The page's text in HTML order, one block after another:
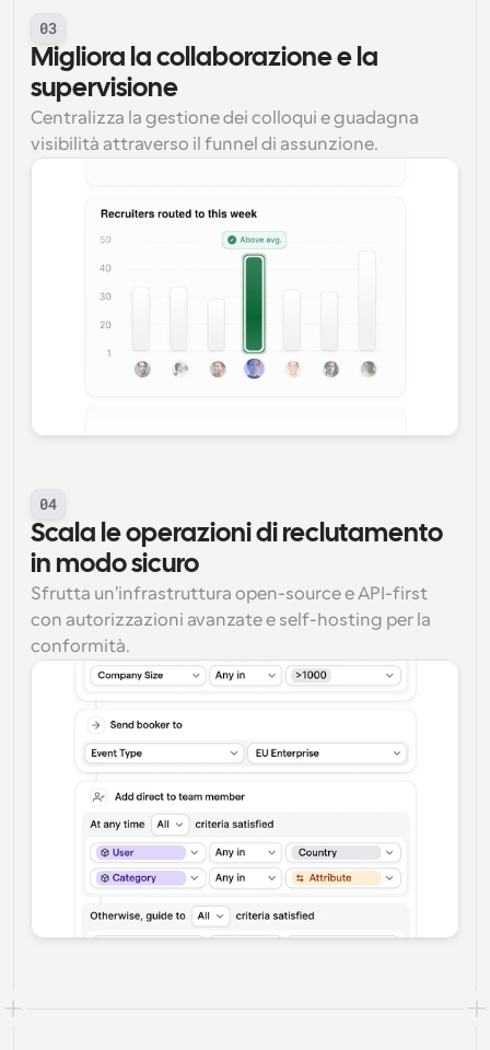
03
Migliora la collaborazione e la
supervisione
Centralizza la gestione dei colloqui e guadagna
visibilità attraverso il funnel di assunzione.
04
Scala le operazioni di reclutamento
in modo sicuro
Sfrutta un'infrastruttura open-source e API-first
con autorizzazioni avanzate e self-hosting per la
conformità.